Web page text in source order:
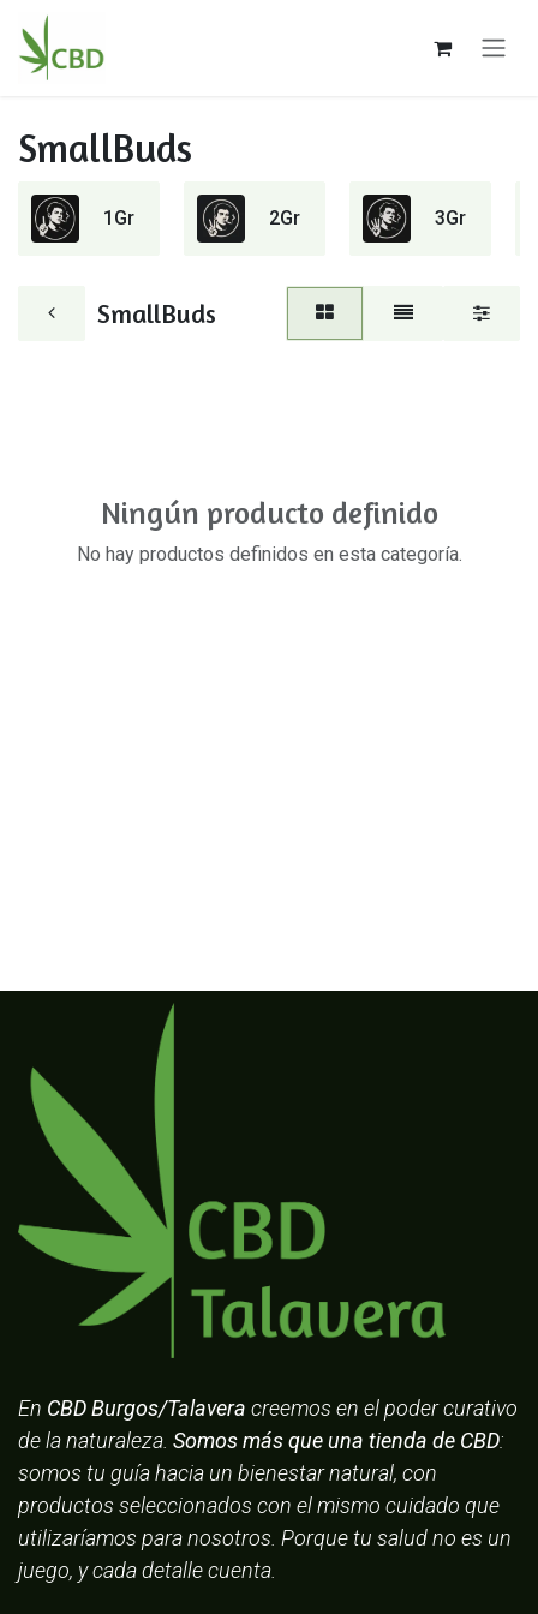
Ir al contenido
SmallBuds
1Gr 2Gr 3Gr
SmallBuds
Ningún producto definido
No hay productos definidos en esta categoría.
En CBD Burgos/Talavera creemos en el poder curativo
de la naturaleza. Somos más que una tienda de CBD:
somos tu guía hacia un bienestar natural, con
productos seleccionados con el mismo cuidado que
utilizaríamos para nosotros. Porque tu salud no es un
juego, y cada detalle cuenta.